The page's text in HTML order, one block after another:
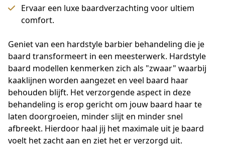
Ervaar een luxe baardverzachting voor ultiem
comfort.
Geniet van een hardstyle barbier behandeling die je
baard transformeert in een meesterwerk. Hardstyle
baard modellen kenmerken zich als "zwaar" waarbij
kaaklijnen worden aangezet en veel baard haar
behouden blijft. Het verzorgende aspect in deze
behandeling is erop gericht om jouw baard haar te
laten doorgroeien, minder slijt en minder snel
afbreekt. Hierdoor haal jij het maximale uit je baard
voelt het zacht aan en ziet het er verzorgd uit.